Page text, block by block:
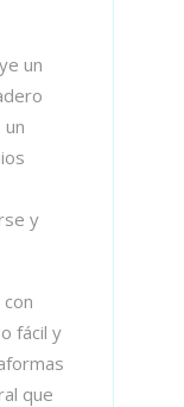
un
y
fácil y
que